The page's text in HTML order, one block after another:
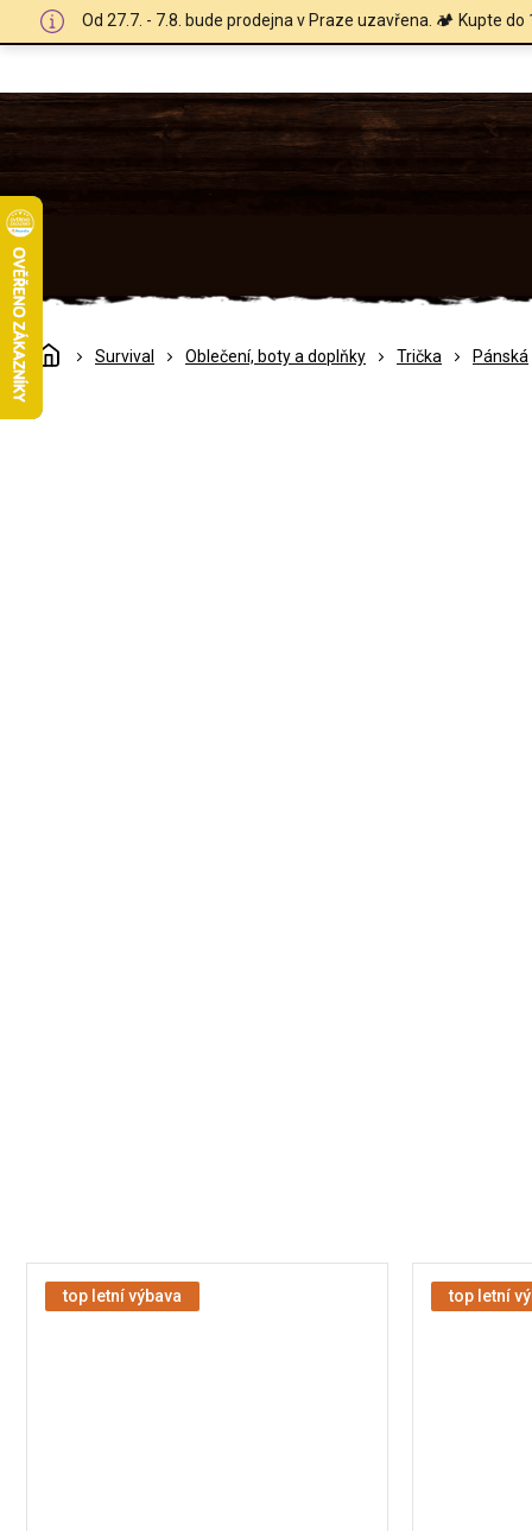
Od 27.7. - 7.8. bude prodejna v Praze uzavřena. 🏕️ Kupte
DomůSurvival Oblečení, boty a doplňky Trička Pánská
top letní výbava top letní